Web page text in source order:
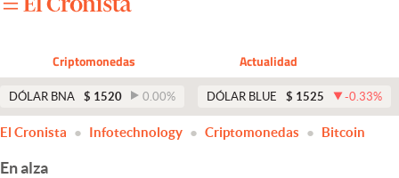
Apertura
Criptomonedas Actualidad
DÓLAR BNA $ 1520 0.00% DÓLAR BLUE $ 1525 -0.33%
El Cronista Infotechnology Criptomonedas Bitcoin
En alza